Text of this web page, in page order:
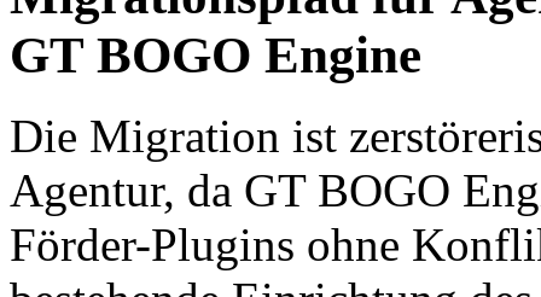
GT BOGO Engine
Die Migration ist
Agentur, da GT BOGO
Förder-Plugins ohne